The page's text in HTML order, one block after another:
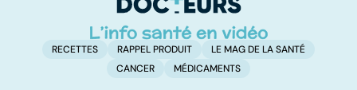
RECETTES RAPPEL PRODUIT
LE MAG DE LA SANTÉ
CANCER
MÉDICAMENTS